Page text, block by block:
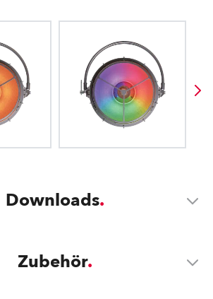
Downloads
Zubehör